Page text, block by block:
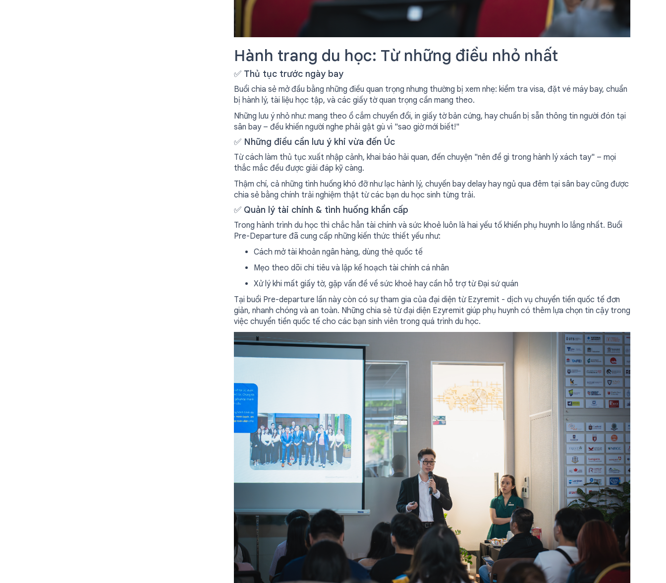
Hành trang du học: Từ những điều nhỏ nhất
✅ Thủ tục trước ngày bay
Buổi chia sẻ mở đầu bằng những điều quan trọng nhưng thường bị xem nhẹ: kiểm tra visa, đặt vé máy bay, chuẩn
bị hành lý, tài liệu học tập, và các giấy tờ quan trọng cần mang theo.
Những lưu ý nhỏ như: mang theo ổ cắm chuyển đổi, in giấy tờ bản cứng, hay chuẩn bị sẵn thông tin người đón tại
sân bay – đều khiến người nghe phải gật gù vì "sao giờ mới biết!"
✅ Những điều cần lưu ý khi vừa đến Úc
Từ cách làm thủ tục xuất nhập cảnh, khai báo hải quan, đến chuyện "nên để gì trong hành lý xách tay" – mọi
thắc mắc đều được giải đáp kỹ càng.
Thậm chí, cả những tình huống khó đỡ như lạc hành lý, chuyến bay delay hay ngủ qua đêm tại sân bay cũng được
chia sẻ bằng chính trải nghiệm thật từ các bạn du học sinh từng trải.
✅ Quản lý tài chính & tình huống khẩn cấp
Trong hành trình du học thì chắc hẳn tài chính và sức khoẻ luôn là hai yếu tố khiến phụ huynh lo lắng nhất. Buổi
Pre-Departure đã cung cấp những kiến thức thiết yếu như:
Cách mở tài khoản ngân hàng, dùng thẻ quốc tế
Mẹo theo dõi chi tiêu và lập kế hoạch tài chính cá nhân
Xử lý khi mất giấy tờ, gặp vấn đề về sức khoẻ hay cần hỗ trợ từ Đại sứ quán
Tại buổi Pre-departure lần này còn có sự tham gia của đại diện từ Ezyremit - dịch vụ chuyển tiền quốc tế đơn
giản, nhanh chóng và an toàn. Những chia sẻ từ đại diện Ezyremit giúp phụ huynh có thêm lựa chọn tin cậy trong
việc chuyển tiền quốc tế cho các bạn sinh viên trong quá trình du học.